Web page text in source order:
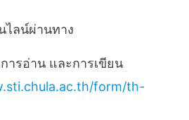
ไลน์ผ่านทาง
ารอ่าน และการเขียน
form/th-